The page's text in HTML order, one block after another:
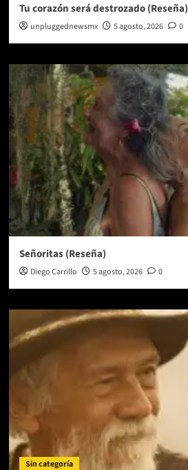
Tu corazón será destrozado (Reseña)
unpluggednewsmx 5 agosto, 2026 0
Señoritas (Reseña)
Diego Carrillo 5 agosto, 2026 0
Sin categoría